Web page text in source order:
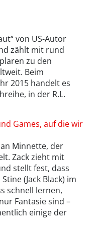
von US-Autor
zählt mit rund
zu den
Beim
2015 handelt es
in der R.L.
Games, auf die wir
Minnette, der
Zack zieht mit
stellt fest, dass
(Jack Black) im
schnell lernen,
Fantasie sind –
einige der